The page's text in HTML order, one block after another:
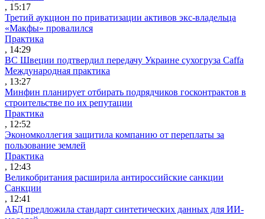
, 15:17
Третий аукцион по приватизации активов экс-владельца
«Макфы» провалился
Практика
, 14:29
ВС Швеции подтвердил передачу Украине сухогруза Caffa
Международная практика
, 13:27
Минфин планирует отбирать подрядчиков госконтрактов в
строительстве по их репутации
Практика
, 12:52
Экономколлегия защитила компанию от переплаты за
пользование землей
Практика
, 12:43
Великобритания расширила антироссийские санкции
Санкции
, 12:41
АБД предложила стандарт синтетических данных для ИИ-